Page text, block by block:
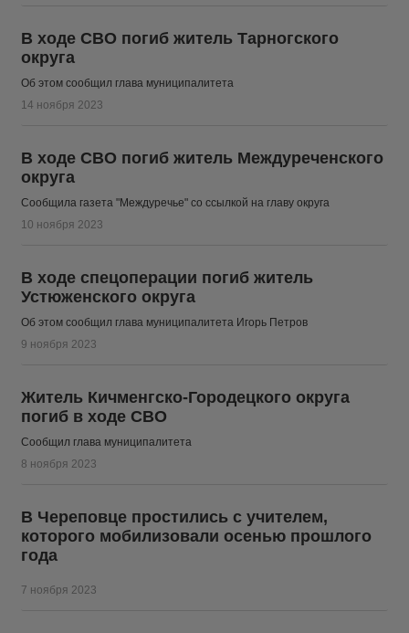
В ходе СВО погиб житель Тарногского
округа
Об этом сообщил глава муниципалитета
14 ноября 2023
В ходе СВО погиб житель Междуреченского
округа
Сообщила газета "Междуречье" со ссылкой на главу округа
10 ноября 2023
В ходе спецоперации погиб житель
Устюженского округа
Об этом сообщил глава муниципалитета Игорь Петров
9 ноября 2023
Житель Кичменгско-Городецкого округа
погиб в ходе СВО
Сообщил глава муниципалитета
8 ноября 2023
В Череповце простились с учителем,
которого мобилизовали осенью прошлого
года
7 ноября 2023